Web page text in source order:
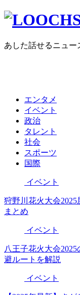
あした話せるニュー
エンタメ
イベント
政治
タレント
社会
スポーツ
国際
イベント
狩野川花火大会
まとめ
イベント
八王子花火大会
避ルートを解説
イベント